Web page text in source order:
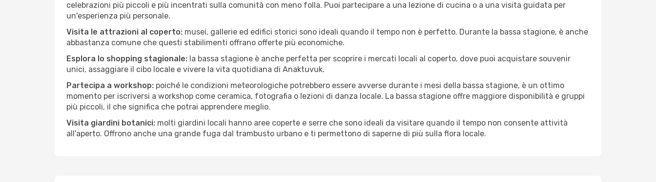
celebrazioni più piccoli e più incentrati sulla comunità con meno folla. Puoi partecipare a una lezione di cucina o a una visita guidata per
un'esperienza più personale.
Visita le attrazioni al coperto: musei, gallerie ed edifici storici sono ideali quando il tempo non è perfetto. Durante la bassa stagione, è anche
abbastanza comune che questi stabilimenti offrano offerte più economiche.
Esplora lo shopping stagionale: la bassa stagione è anche perfetta per scoprire i mercati locali al coperto, dove puoi acquistare souvenir
unici, assaggiare il cibo locale e vivere la vita quotidiana di Anaktuvuk.
Partecipa a workshop: poiché le condizioni meteorologiche potrebbero essere avverse durante i mesi della bassa stagione, è un ottimo
momento per iscriversi a workshop come ceramica, fotografia o lezioni di danza locale. La bassa stagione offre maggiore disponibilità e gruppi
più piccoli, il che significa che potrai apprendere meglio.
Visita giardini botanici: molti giardini locali hanno aree coperte e serre che sono ideali da visitare quando il tempo non consente attività
all'aperto. Offrono anche una grande fuga dal trambusto urbano e ti permettono di saperne di più sulla flora locale.